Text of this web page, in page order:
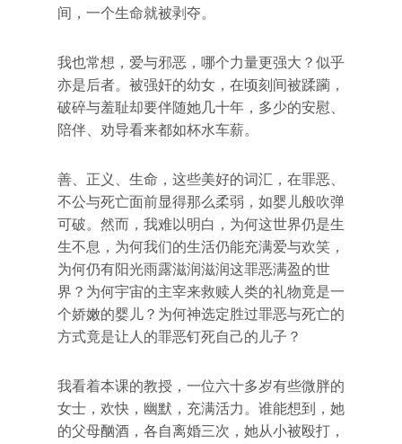
间，一个生命就被剥夺。
我也常想，爱与邪恶，哪个力量更强大？似乎
亦是后者。被强奸的幼女，在顷刻间被蹂躏，
破碎与羞耻却要伴随她几十年，多少的安慰、
陪伴、劝导看来都如杯水车薪。
善、正义、生命，这些美好的词汇，在罪恶、
不公与死亡面前显得那么柔弱，如婴儿般吹弹
可破。然而，我难以明白，为何这世界仍是生
生不息，为何我们的生活仍能充满爱与欢笑，
为何仍有阳光雨露滋润滋润这罪恶满盈的世
界？为何宇宙的主宰来救赎人类的礼物竟是一
个娇嫩的婴儿？为何神选定胜过罪恶与死亡的
方式竟是让人的罪恶钉死自己的儿子？
我看着本课的教授，一位六十多岁有些微胖的
女士，欢快，幽默，充满活力。谁能想到，她
的父母酗酒，各自离婚三次，她从小被殴打，